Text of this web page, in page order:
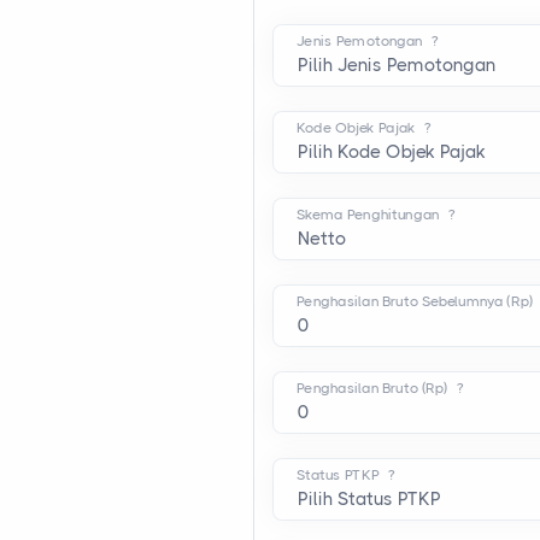
Jenis Pemotongan ?
Kode Objek Pajak ?
Skema Penghitungan ?
Penghasilan Bruto Sebelumnya (Rp)
Penghasilan Bruto (Rp) ?
Status PTKP ?